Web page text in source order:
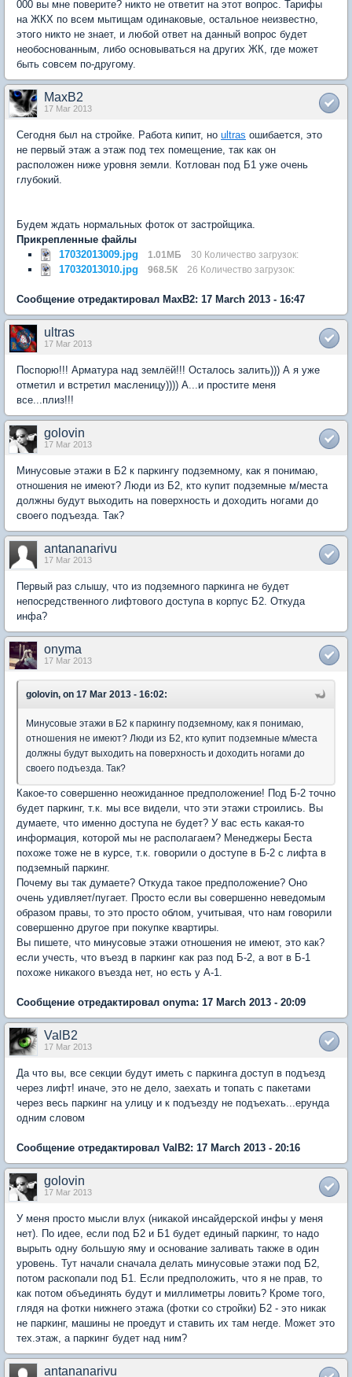
000 вы мне поверите? никто не ответит на этот вопрос. Тарифы
на ЖКХ по всем мытищам одинаковые, остальное неизвестно,
этого никто не знает, и любой ответ на данный вопрос будет
необоснованным, либо основываться на других ЖК, где может
быть совсем по-другому.
MaxB2
17 Mar 2013
Сегодня был на стройке. Работа кипит, но ultras ошибается, это
не первый этаж а этаж под тех помещение, так как он
расположен ниже уровня земли. Котлован под Б1 уже очень
глубокий.
Будем ждать нормальных фоток от застройщика.
Прикрепленные файлы
17032013009.jpg
1.01МБ 30 Количество загрузок:
17032013010.jpg 968.5К 26 Количество загрузок:
Сообщение отредактировал MaxB2: 17 March 2013 - 16:47
ultras
17 Mar 2013
Поспорю!!! Арматура над землёй!!! Осталось залить))) А я уже
отметил и встретил масленицу)))) А...и простите меня
все...плиз!!!
golovin
17 Mar 2013
Минусовые этажи в Б2 к паркингу подземному, как я понимаю,
отношения не имеют? Люди из Б2, кто купит подземные м/места
должны будут выходить на поверхность и доходить ногами до
своего подъезда. Так?
antananarivu
17 Mar 2013
Первый раз слышу, что из подземного паркинга не будет
непосредственного лифтового доступа в корпус Б2. Откуда
инфа?
onyma
17 Mar 2013
golovin, on 17 Mar 2013 - 16:02:
Минусовые этажи в Б2 к паркингу подземному, как я понимаю,
отношения не имеют? Люди из Б2, кто купит подземные м/места
должны будут выходить на поверхность и доходить ногами до
своего подъезда. Так?
Какое-то совершенно неожиданное предположение! Под Б-2 точно
будет паркинг, т.к. мы все видели, что эти этажи строились. Вы
думаете, что именно доступа не будет? У вас есть какая-то
информация, которой мы не располагаем? Менеджеры Беста
похоже тоже не в курсе, т.к. говорили о доступе в Б-2 с лифта в
подземный паркинг.
Почему вы так думаете? Откуда такое предположение? Оно
очень удивляет/пугает. Просто если вы совершенно неведомым
образом правы, то это просто облом, учитывая, что нам говорили
совершенно другое при покупке квартиры.
Вы пишете, что минусовые этажи отношения не имеют, это как?
если учесть, что въезд в паркинг как раз под Б-2, а вот в Б-1
похоже никакого въезда нет, но есть у А-1.
Сообщение отредактировал onyma: 17 March 2013 - 20:09
ValB2
17 Mar 2013
Да что вы, все секции будут иметь с паркинга доступ в подъезд
через лифт! иначе, это не дело, заехать и топать с пакетами
через весь паркинг на улицу и к подъезду не подъехать...ерунда
одним словом
Сообщение отредактировал ValB2: 17 March 2013 - 20:16
golovin
17 Mar 2013
У меня просто мысли влух (никакой инсайдерской инфы у меня
нет). По идее, если под Б2 и Б1 будет единый паркинг, то надо
вырыть одну большую яму и основание заливать также в один
уровень. Тут начали сначала делать минусовые этажи под Б2,
потом раскопали под Б1. Если предположить, что я не прав, то
как потом объединять будут и миллиметры ловить? Кроме того,
глядя на фотки нижнего этажа (фотки со стройки) Б2 - это никак
не паркинг, машины не проедут и ставить их там негде. Может это
тех.этаж, а паркинг будет над ним?
antananarivu